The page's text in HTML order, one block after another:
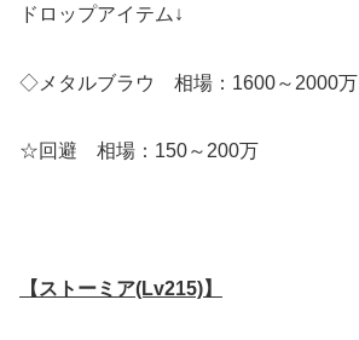
ドロップアイテム↓
◇メタルブラウ 相場：1600～2000万
☆回避 相場：150～200万
【ストーミア(Lv215)】